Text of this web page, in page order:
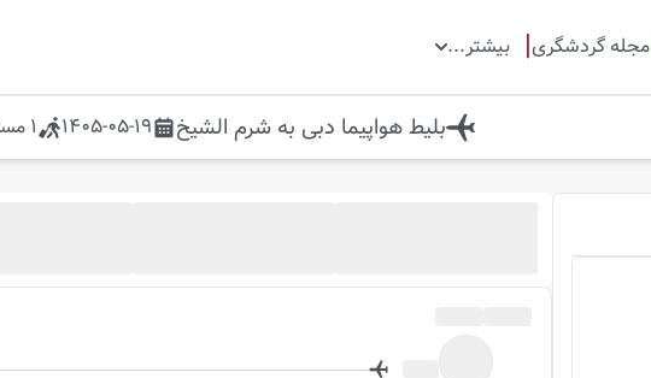
مجله گردشگری بیشتر...
بلیط هواپیما دبی به شرم الشيخ 1405-05-19
1